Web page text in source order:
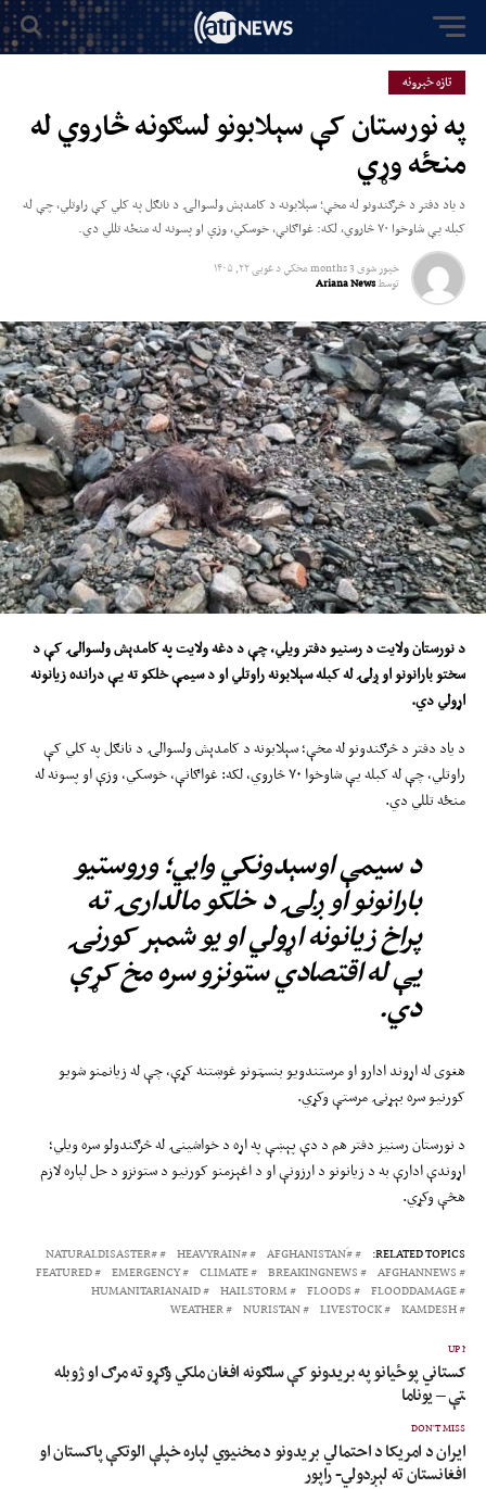
تازه خبرونه
په نورستان کې سېلابونو لسګونه څاروي له
منځه وړي
د یاد دفتر د څرګندونو له مخې؛ سېلابونه د کامدېش ولسوالۍ د نانګل په کلي کې راوتلي، چې له
کبله یې شاوخوا ۷۰ څاروي، لکه: غواګانې، خوسکي، وزې او پسونه له منځه تللي دي.
خپور شوی3 months مخکي دغویی ۲۲, ۱۴۰۵
توسطAriana News
د نورستان ولایت د رسنیو دفتر ویلي،چې د دغه ولایتپهکامدېش ولسوالۍ کې د
سختو بارانونو او ږلۍ لهکبله سېلابونه راوتلي او د سیمېخلکوته یې درانده زیانونه
اړولي دي.
د یاد دفتر د څرګندونو له مخې؛ سېلابونه د کامدېش ولسوالۍ د نانګل په کلي کې
راوتلي، چې له کبله یې شاوخوا ۷۰ څاروي، لکه: غواګانې، خوسکي، وزې او پسونه له
منځه تللي دي.
د سیمې اوسېدونکي وایي؛ وروستیو
بارانونو او ږلۍ د خلکو مالدارۍ ته
پراخ زیانونه اړولي او یو شمېر کورنۍ
یې له اقتصادي ستونزو سره مخ کړې
دي.
هغوی له اړوند ادارو او مرستندویو بنسټونو غوښتنه کړې، چې له زیانمنو شویو
کورنیو سره بېړنۍ مرستې وکړي.
د نورستان رسنیز دفتر هم د دې پېښې په اړه د خواشینۍ له څرګندولو سره ویلي؛
اړوندې ادارې به د زیانونو د ارزونې او د اغېزمنو کورنیو د ستونزو د حل لپاره لازم
هڅې وکړي.
RELATED TOPICS: #َAFGHANISTAN #HEAVYRAIN
#NATURALDISASTER
AFGHANNEWS
BREAKINGNEWS
CLIMATE
EMERGENCY
FEATURED
FLOODDAMAGE
FLOODS
HAILSTORM
HUMANITARIANAID
KAMDESH
LIVESTOCK
NURISTAN
WEATHER
UP
پاکستاني پوځیانو په بریدونو کې سلګونه افغان ملکي وګړو ته مرګ او ژوبله
– یوناما
DON'T MISS
ایران د امریکا د احتمالي بریدونو د مخنیوي لپاره خپلې الوتکې پاکستان او
افغانستان ته لېږدولي- راپور